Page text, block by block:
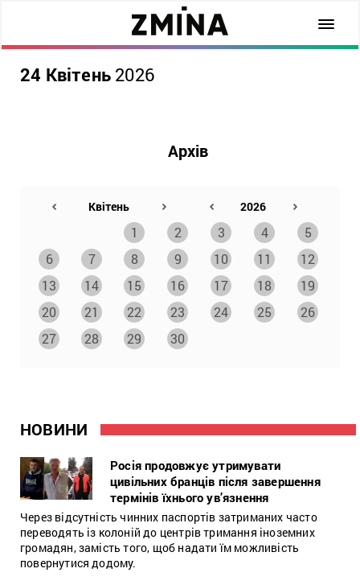
24 Квітень 2026
НОВИНИ
Росія продовжує утримувати
цивільних бранців після завершення
термінів їхнього ув’язнення
Через відсутність чинних паспортів затриманих часто
переводять із колоній до центрів тримання іноземних
громадян, замість того, щоб надати їм можливість
повернутися додому.
Архів
1 2 3 4
5
6
7 8 9 10 11
12
13
14 15 16 17 18
19
20
21 22 23 24 25
26
27
28 29 30